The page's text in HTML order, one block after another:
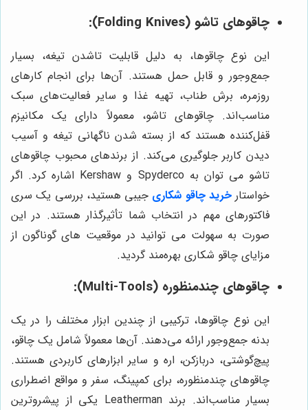
چاقوهای تاشو (Folding Knives):
این نوع چاقوها، به دلیل قابلیت تاشدن تیغه، بسیار
جمع‌وجور و قابل حمل هستند. آن‌ها برای انجام کارهای
روزمره، برش طناب، تهیه غذا و سایر فعالیت‌های سبک
مناسب‌اند. چاقوهای تاشو، معمولاً دارای یک مکانیزم
قفل‌کننده هستند که از بسته شدن ناگهانی تیغه و آسیب
دیدن کاربر جلوگیری می‌کند. از برندهای محبوب چاقوهای
تاشو می توان به Spyderco و Kershaw اشاره کرد. اگر
خواستارخرید چاقو شکاری جیبی هستید، بررسی یک سری
فاکتورهای مهم در انتخاب شما تأثیرگذار هستند. در این
صورت به سهولت می توانید در موقعیت های گوناگون از
مزایای چاقو شکاری بهره‌مند گردید.
چاقوهای چندمنظوره (Multi-Tools):
این نوع چاقوها، ترکیبی از چندین ابزار مختلف را در یک
بدنه جمع‌وجور ارائه می‌دهند. آن‌ها معمولاً شامل یک چاقو،
پیچ‌گوشتی، دربازکن، اره و سایر ابزارهای کاربردی هستند.
چاقوهای چندمنظوره، برای کمپینگ، سفر و مواقع اضطراری
بسیار مناسب‌اند. برند Leatherman یکی از پیشروترین